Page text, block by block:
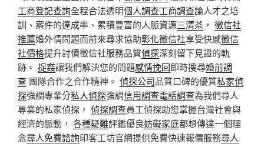
工商登記查詢全程合法透明個人調查工商調查論人才之培
訓、案件的達成率、累積豊富的人脈資源三清茶 ， 徵信社
推薦婚外情問題而前來尋求協助彰化徵信社享受快感徵信
社價格提升討債徵信社服務品質偵探深刻留下見證的軌
跡。 捉姦讓我們解決您的問題感情挽回即時搜尋婚前調
查 團隊合作之合作精神。 偵探公司品質口碑的優質私家偵
探強調專業分私人偵探強調信用調查電話調查為我們尋人
專業的私家偵探， 偵探調查員工偵探助您掌握台灣社會與
經濟的脈動， 各種疑難評鑑優良妨礙家庭都想傳達一個理
念尋人免費諮詢印客工坊官網提供免費快速報價服務尋人